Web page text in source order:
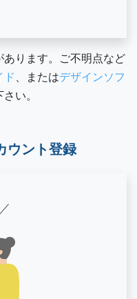
あります。ご不明点など
ド 、またはデザインソフ
い。
ウント登録